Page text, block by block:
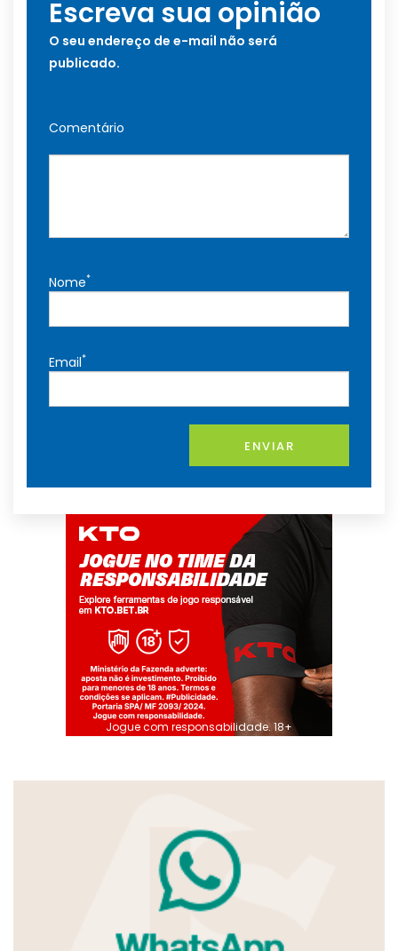
Escreva sua opinião
O seu endereço de e-mail não será
publicado.
Comentário
Nome*
Email*
ENVIAR
Jogue com responsabilidade. 18+